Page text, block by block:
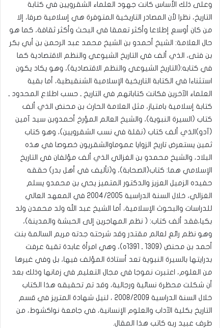
وعلى ذلك الأساس كانت جهود العلماء الشقرويين في كتابة
التاريخ، نظرا لأن المصادر التاريخية المتوفرة هي إسلامية صرفا، إلا
من كان أوسع إطلاعا وأكثر تعمقا في البحث وأكثر ثقافة، كما هو
حال العلامة: الشيخ أحمدو بن الشيخ محمد عبد الرحمن بن أبي بكر
بن فتى، الذي ألف في التاريخ الشيوعي والنظم الاقتصادية كما
في كتابه:(التاريخ الشيوعي والنظم الاقتصادية)، وهو يكاد يكون
استثناءا في الكتابة التاريخية الإسلامية الشنقيطية، أما بقية
العلماء الآخرين فكانت كتاباتهم في التاريخ ـ حسب اطلاع المحدود ـ
كتابة إسلامية بامتياز، مثل العلامة الحارث بن محنض الذي ألف
كتاب (السيرة النبوية)، والشيخ العالم المؤرخ أحمدوبن سيد آمين
(آدو)الذي ألف كتاب (نقلة في نسب الشقرويين)، وهو كتاب
ثمين يستعرض تاريخ الزوايا عموماوالشقريون خصوصا في هذه
البلاد، والشيخ محمدو بن الغزالي الذي ألف مؤلفان في التاريخ
الإسلامي هما: كتاب(الصحابة)، و(تأليف في أهل بدر) حققه
حفيده الزميل العزيز والدكتور المتميز يحي بن محمدو يسلم
الغزالي، خلال السنة الدراسية 2004/2005 في المعهد العالي
للدراسات والبحوث الإسلامية، أما الشيخ عبد الله ولد محمدن ولد
بكيا،فقد ألف كتاب: ( نظم المهاجرين إلى الحبشة والمدينة)،
وهو نظم رائع لعالم مقتدر وقد شرحته جدته مريم السالمة بنت
أحمد بن محنض (1309 ـ 1391ه)، وهي امرأة عابدة تقية عرفت
بدرايتها بالسيرة النبوية تعد أستاذة المؤلف فيها، بل وفي غيرها
من العلوم، اعتبرت نموجا في مجال التعليم في زمانها وذلك بعد
أن شكلت محظرة نسائية ورجالية، وقد تم تحقيقه هذا الكتاب
خلال السنة الدراسية 2008/2009 ، لنيل شهادة المتريز في قسم
التاريخ بكلية الآداب والعلوم الإنسانية، في جامعة نواكشوط، من
طرف عبيد ربه كاتب هذا المقال.